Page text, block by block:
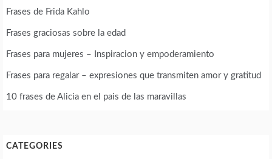
Frases de Frida Kahlo
Frases graciosas sobre la edad
Frases para mujeres – Inspiracion y empoderamiento
Frases para regalar – expresiones que transmiten amor y gratitud
10 frases de Alicia en el pais de las maravillas
CATEGORIES